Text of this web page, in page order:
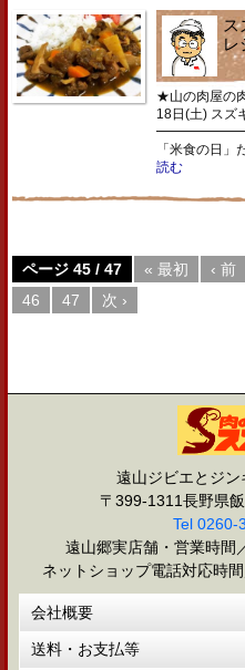
ス
レ
★山の肉屋の
18日(土) スズ
「米食の日」
読む
ページ 45 / 47 « 最初 ‹ 前
46
47 次 ›
遠山ジビエとジ
〒399-1311長野県
Tel 0260-
遠山郷実店舗・営業時間
ネットショップ電話対応時
会社概要
送料・お支払等